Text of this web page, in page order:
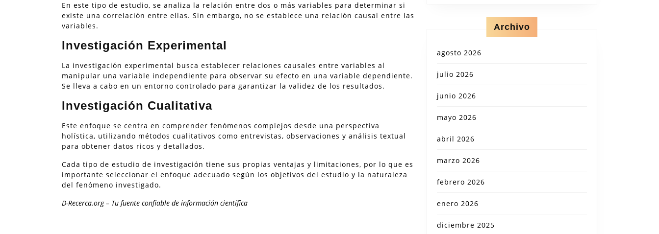
En este tipo de estudio, se analiza la relación entre dos o más variables para determinar si
existe una correlación entre ellas. Sin embargo, no se establece una relación causal entre las
variables.
Investigación Experimental
La investigación experimental busca establecer relaciones causales entre variables al
manipular una variable independiente para observar su efecto en una variable dependiente.
Se lleva a cabo en un entorno controlado para garantizar la validez de los resultados.
Investigación Cualitativa
Este enfoque se centra en comprender fenómenos complejos desde una perspectiva
holística, utilizando métodos cualitativos como entrevistas, observaciones y análisis textual
para obtener datos ricos y detallados.
Cada tipo de estudio de investigación tiene sus propias ventajas y limitaciones, por lo que es
importante seleccionar el enfoque adecuado según los objetivos del estudio y la naturaleza
del fenómeno investigado.
D-Recerca.org – Tu fuente confiable de información científica
Archivo
agosto 2026
julio 2026
junio 2026
mayo 2026
abril 2026
marzo 2026
febrero 2026
enero 2026
diciembre 2025